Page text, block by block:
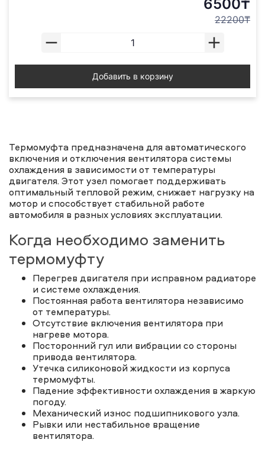
6500₸
22200₸
Добавить в корзину
Термомуфта предназначена для автоматического
включения и отключения вентилятора системы
охлаждения в зависимости от температуры
двигателя. Этот узел помогает поддерживать
оптимальный тепловой режим, снижает нагрузку на
мотор и способствует стабильной работе
автомобиля в разных условиях эксплуатации.
Когда необходимо заменить
термомуфту
Перегрев двигателя при исправном радиаторе
и системе охлаждения.
Постоянная работа вентилятора независимо
от температуры.
Отсутствие включения вентилятора при
нагреве мотора.
Посторонний гул или вибрации со стороны
привода вентилятора.
Утечка силиконовой жидкости из корпуса
термомуфты.
Падение эффективности охлаждения в жаркую
погоду.
Механический износ подшипникового узла.
Рывки или нестабильное вращение
вентилятора.